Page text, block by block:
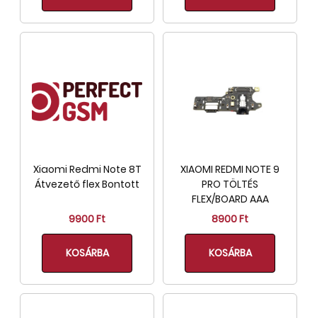
Xiaomi Redmi Note 8T
Átvezető flex Bontott
9900 Ft
KOSÁRBA
XIAOMI REDMI NOTE 9
PRO TÖLTÉS
FLEX/BOARD AAA
8900 Ft
KOSÁRBA